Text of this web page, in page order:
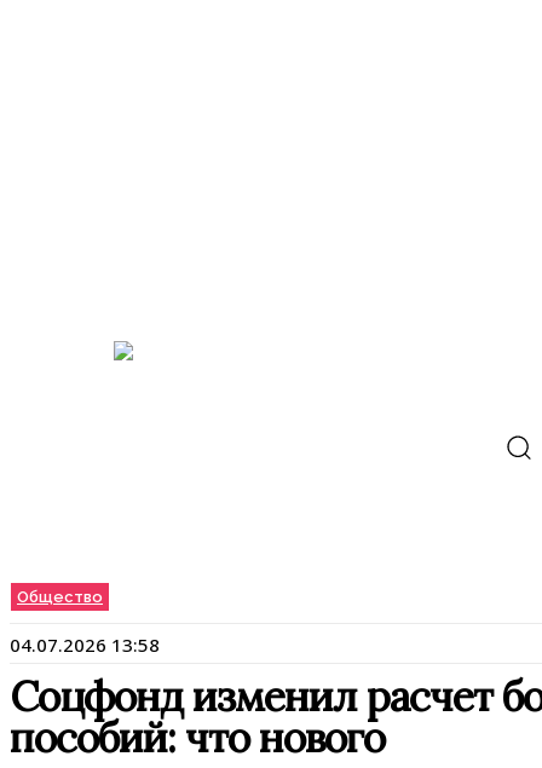
Общество
04.07.2026 13:58
Соцфонд изменил расчет
пособий: что нового